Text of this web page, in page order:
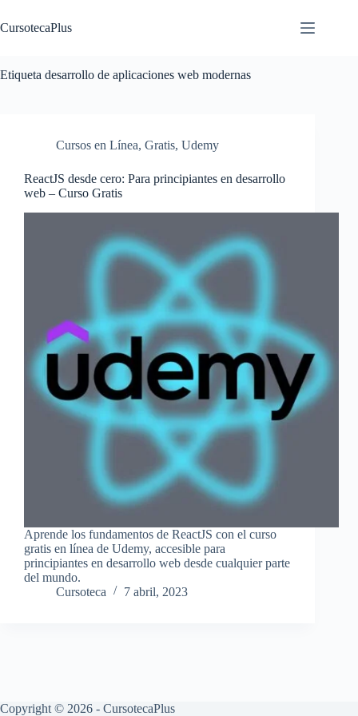
al
contenido
CursotecaPlus
Etiqueta desarrollo de aplicaciones web modernas
Cursos en Línea, Gratis, Udemy
ReactJS desde cero: Para principiantes en desarrollo
web – Curso Gratis
Aprende los fundamentos de ReactJS con el curso
gratis en línea de Udemy, accesible para
principiantes en desarrollo web desde cualquier parte
del mundo.
Cursoteca
7 abril, 2023
Copyright © 2026 - CursotecaPlus